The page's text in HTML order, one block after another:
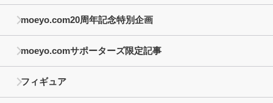
moeyo.com20周年記念特別企画
moeyo.comサポーターズ限定記事
フィギュア